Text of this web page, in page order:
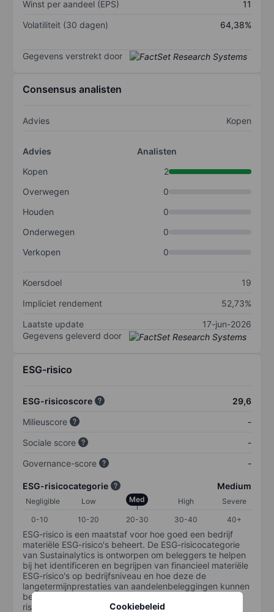
Cookiebeleid
Winst per aandeel (EPS)
11
Volatiliteit (30 dagen)
64,38%
Gegevens verstrekt door
Consensus analisten
Advies Kopen
Advies
Analisten
Kopen
2
Overwegen
0
Houden
0
Onderwegen
0
Verkopen
0
Koersdoel
19
Impliciet rendement
52,73%
Laatste update
17-jun-2026
Gegevens geleverd door
ESG-risico
ESG-risicoscore
29,6
Milieuscore
-
Sociale score
-
Governance-score
-
ESG-risicocategorie Medium
Negligible Low Med High
Severe
0-10
10-20 20-30 30-40 40+
ESG-risico is een maatstaf voor hoe goed een bedrijf
materiële ESG-risico's beheert. De ESG-risicocategorie
van Sustainalytics is ontworpen om beleggers te helpen
bij het identificeren en begrijpen van financieel materiële
ESG-risico's op bedrijfsniveau en hoe deze de
langetermijnprestaties van aandelenbeleggingen kunnen
beïnvloeden. De schaal loopt van 0-100. Hoe lager het
risico, hoe beter (0 staat voor geen risico en 100 voor